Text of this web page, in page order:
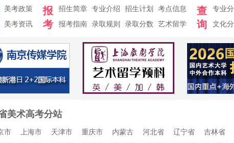
美考政策
美考资讯
报
考
招生简章 专业介绍 招生计划
考点信息
报考指南 录取规则 录取分数 艺术留学
查
询
专业分
文化分
美术高考分站
市 上海市 天津市 重庆市 内蒙古 河北省 辽宁省 吉林省